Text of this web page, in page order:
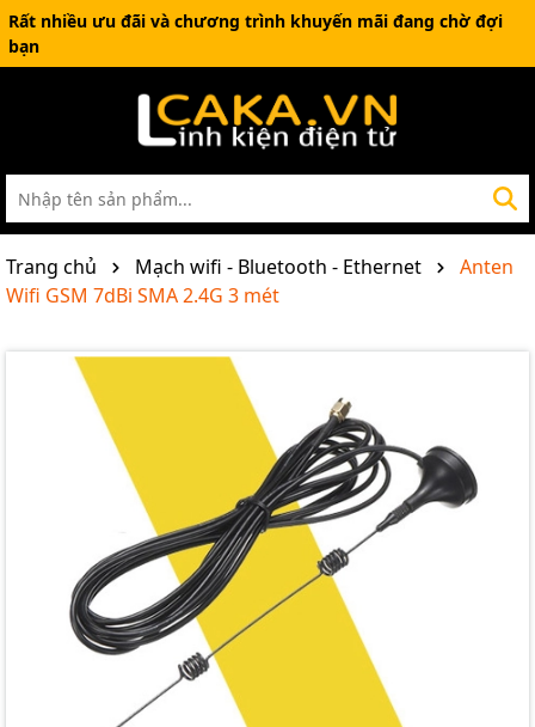
Rất nhiều ưu đãi và chương trình khuyến mãi đang chờ đợi
bạn
Trang chủ Mạch wifi - Bluetooth - Ethernet
Anten
Wifi GSM 7dBi SMA 2.4G 3 mét